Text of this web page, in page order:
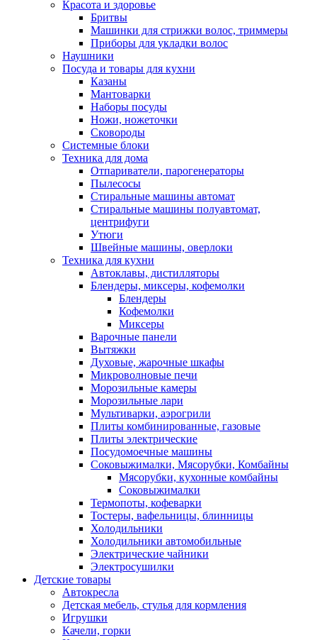
Красота и здоровье
Бритвы
Машинки для стрижки волос, триммеры
Приборы для укладки волос
Наушники
Посуда и товары для кухни
Казаны
Мантоварки
Наборы посуды
Ножи, ножеточки
Сковороды
Системные блоки
Техника для дома
Отпариватели, парогенераторы
Пылесосы
Стиральные машины автомат
Стиральные машины полуавтомат,
центрифуги
Утюги
Швейные машины, оверлоки
Техника для кухни
Автоклавы, дистилляторы
Блендеры, миксеры, кофемолки
Блендеры
Кофемолки
Миксеры
Варочные панели
Вытяжки
Духовые, жарочные шкафы
Микроволновые печи
Морозильные камеры
Морозильные лари
Мультиварки, аэрогрили
Плиты комбинированные, газовые
Плиты электрические
Посудомоечные машины
Соковыжималки, Мясорубки, Комбайны
Мясорубки, кухонные комбайны
Соковыжималки
Термопоты, кофеварки
Тостеры, вафельницы, блинницы
Холодильники
Холодильники автомобильные
Электрические чайники
Электросушилки
Детские товары
Автокресла
Детская мебель, стулья для кормления
Игрушки
Качели, горки